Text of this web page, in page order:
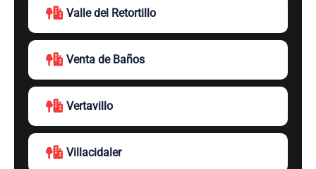
Valle del Retortillo
Venta de Baños
Vertavillo
Villacidaler